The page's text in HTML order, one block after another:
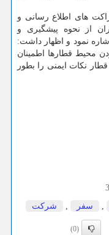
های اطلاع رسانی و
از نحوه پیشگیری و
نمود و اظهار داشت:
محیط قطارها اطمینان
نكات ایمنی را بطور
, سفر , شركت
(0)